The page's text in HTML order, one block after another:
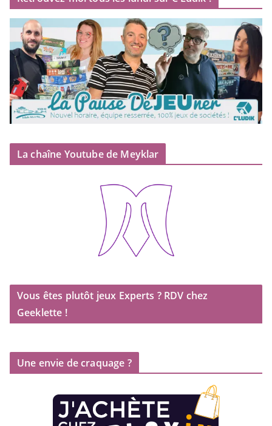
La chaîne Youtube de Meyklar
Vous êtes plutôt jeux Experts ? RDV chez
Geeklette !
Une envie de craquage ?